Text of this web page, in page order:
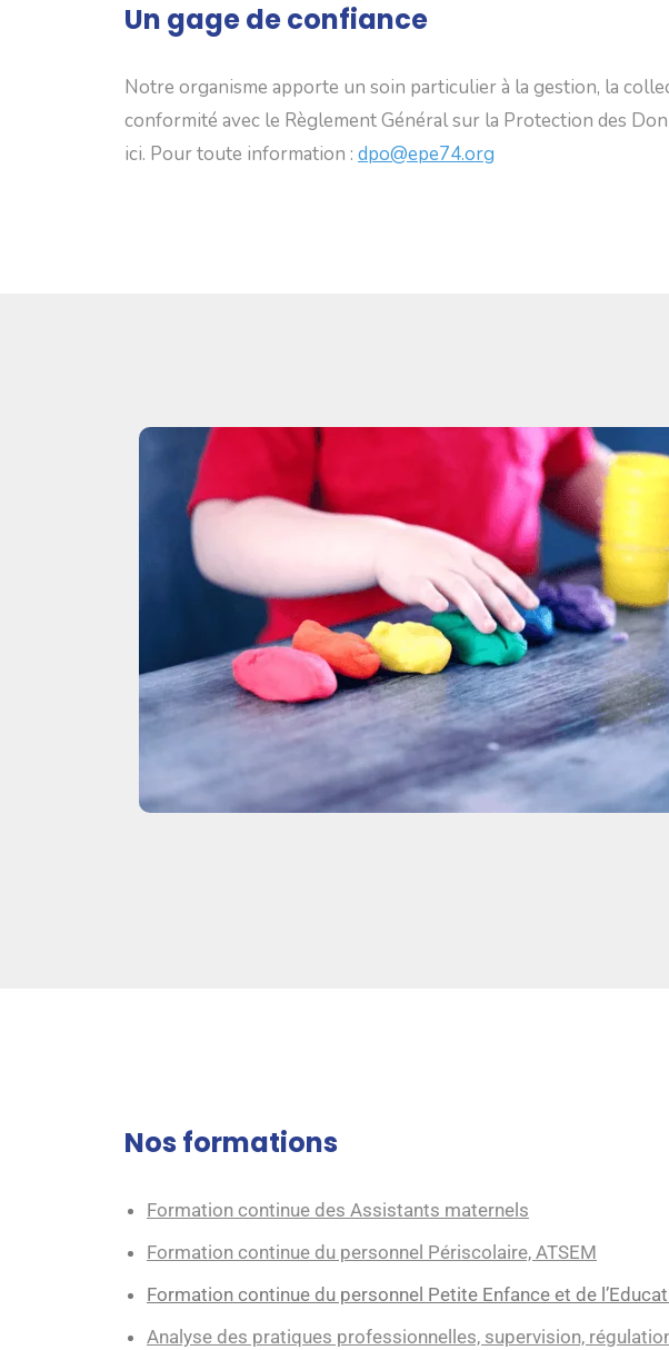
Un gage de confiance
Notre organisme apporte un soin particulier à la gestion, la
conformité avec le Règlement Général sur la Protection des
ici. Pour toute information : dpo@epe74.org
Nos formations
Formation continue des Assistants maternels
Formation continue du personnel Périscolaire, ATSEM
Formation continue du personnel Petite Enfance et de
Analyse des pratiques professionnelles, supervision,